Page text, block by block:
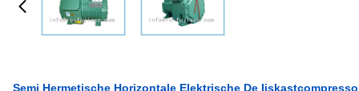
Semi Hermetische Horizontale Elektrische De